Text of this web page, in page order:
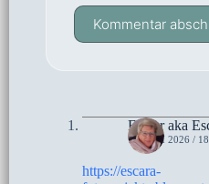
Kommentar
Esther aka
11. JULI 2026 /
https://escara-